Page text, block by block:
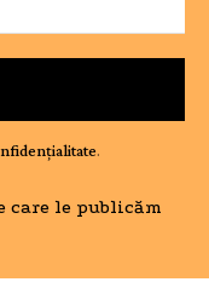
.
care le publicăm